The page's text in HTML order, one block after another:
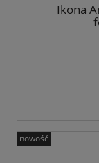
Ikona
nowość